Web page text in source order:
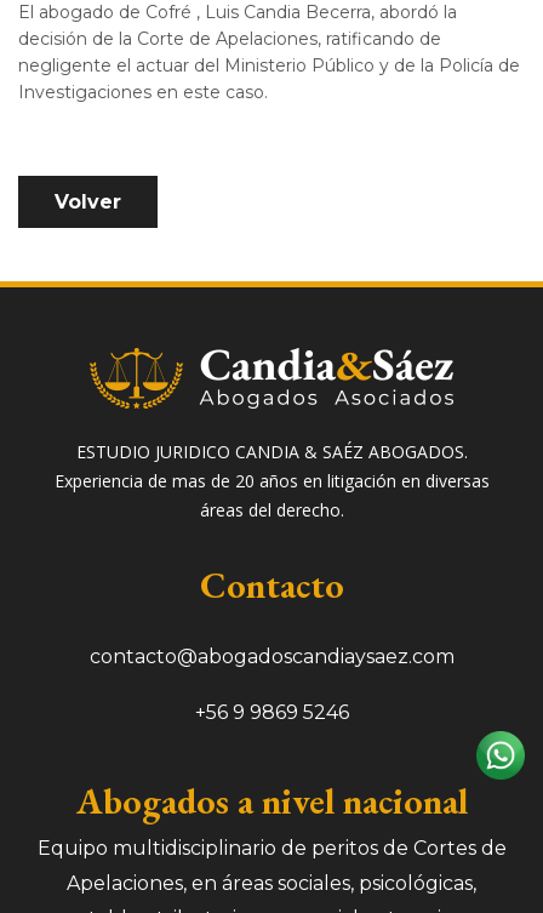
El abogado de Cofré , Luis Candia Becerra, abordó la
decisión de la Corte de Apelaciones, ratificando de
negligente el actuar del Ministerio Público y de la Policía de
Investigaciones en este caso.
Volver
ESTUDIO JURIDICO CANDIA & SAÉZ ABOGADOS.
Experiencia de mas de 20 años en litigación en diversas
áreas del derecho.
Contacto
contacto@abogadoscandiaysaez.com
+56 9 9869 5246
Abogados a nivel nacional
Equipo multidisciplinario de peritos de Cortes de
Apelaciones, en áreas sociales, psicológicas,